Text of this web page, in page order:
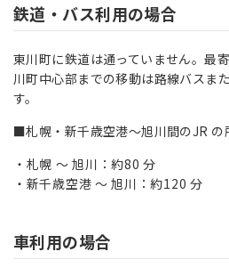
鉄道・バス利用の場合
東川町に鉄道は通っていません。最
川町中心部までの移動は路線バスま
す。
■札幌・新千歳空港～旭川間のJR の
札幌 ～ 旭川：約80 分
新千歳空港 ～ 旭川：約120 分
車利用の場合